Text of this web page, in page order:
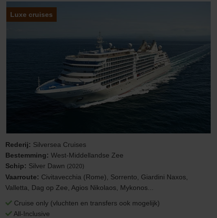
Luxe cruises
Rederij: Silversea Cruises
Bestemming:West-Middellandse Zee
Schip: Silver Dawn (2020)
Vaarroute: Civitavecchia (Rome), Sorrento, Giardini Naxos,
Valletta, Dag op Zee, Agios Nikolaos, Mykonos...
Cruise only (vluchten en transfers ook mogelijk)
All-Inclusive